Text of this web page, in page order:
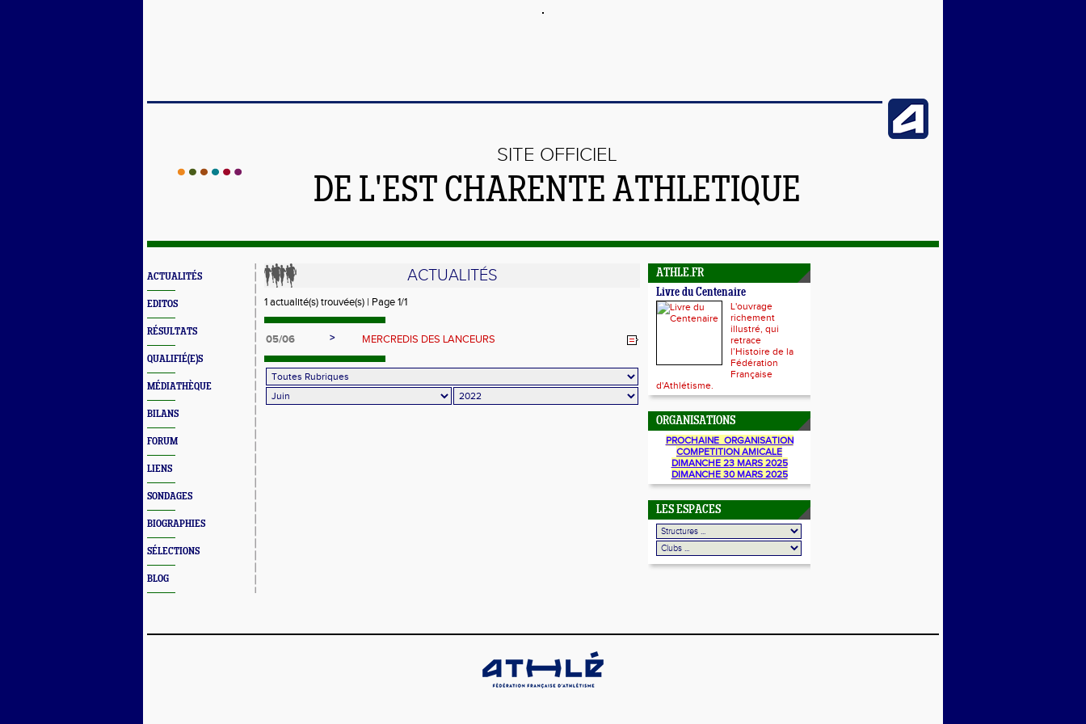
SITE OFFICIEL
DE L'EST CHARENTE ATHLETIQUE
ACTUALITÉS
EDITOS
RÉSULTATS
QUALIFIÉ(E)S
MÉDIATHÈQUE
BILANS
FORUM
LIENS
SONDAGES
BIOGRAPHIES
SÉLECTIONS
BLOG
ACTUALITÉS
1 actualité(s) trouvée(s) | Page 1/1
05/06 > MERCREDIS DES LANCEURS
ATHLE.FR
Livre du Centenaire
L'ouvrage
richement
illustré, qui
retrace
l’Histoire de la
Fédération
Française
d'Athlétisme.
ORGANISATIONS
PROCHAINE ORGANISATION
COMPETITION AMICALE
DIMANCHE 23 MARS 2025
DIMANCHE 30 MARS 2025
LES ESPACES